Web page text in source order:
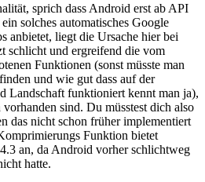
sprich dass Android erst ab API
solches automatisches Google
anbietet, liegt die Ursache hier bei
schlicht und ergreifend die vom
Funktionen (sonst müsste man
und wie gut dass auf der
Landschaft funktioniert kennt man ja),
sind. Du müsstest dich also
das nicht schon früher implementiert
Funktion bietet
an, da Android vorher schlichtweg
hatte.